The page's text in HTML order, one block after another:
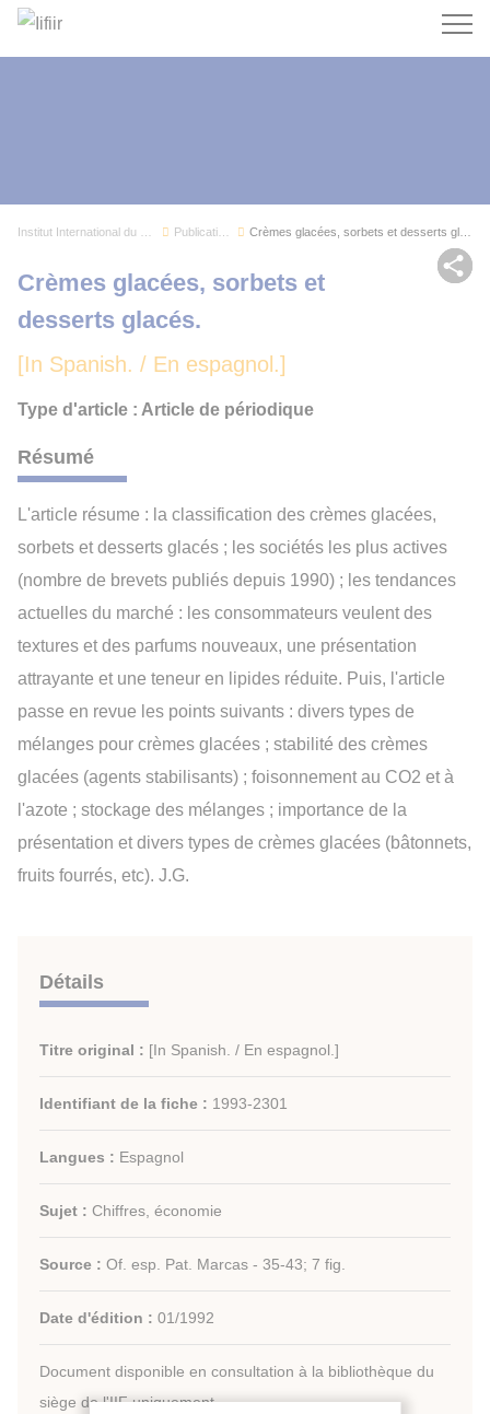
Crèmes glacées, sorbets et desserts glacés.
Crèmes glacées, sorbets et
desserts glacés.
[In Spanish. / En espagnol.]
Type d'article : Article de périodique
Résumé
L'article résume : la classification des crèmes glacées,
sorbets et desserts glacés ; les sociétés les plus actives
(nombre de brevets publiés depuis 1990) ; les tendances
actuelles du marché : les consommateurs veulent des
textures et des parfums nouveaux, une présentation
attrayante et une teneur en lipides réduite. Puis, l'article
passe en revue les points suivants : divers types de
mélanges pour crèmes glacées ; stabilité des crèmes
glacées (agents stabilisants) ; foisonnement au CO2 et à
l'azote ; stockage des mélanges ; importance de la
présentation et divers types de crèmes glacées (bâtonnets,
fruits fourrés, etc). J.G.
Détails
Titre original : [In Spanish. / En espagnol.]
Identifiant de la fiche : 1993-2301
Langues : Espagnol
Sujet : Chiffres, économie
Source : Of. esp. Pat. Marcas - 35-43; 7 fig.
Date d'édition : 01/1992
Document disponible en consultation à la bibliothèque du
siège de l'IIF uniquement.